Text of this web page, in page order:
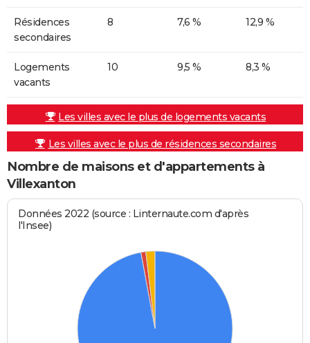
Résidences
secondaires
8 7,6 % 12,9 %
Logements
vacants
10 9,5 % 8,3 %
Les villes avec le plus de logements vacants
Les villes avec le plus de résidences secondaires
Nombre de maisons et d'appartements à
Villexanton
Données 2022 (source : Linternaute.com d'après
l'Insee)